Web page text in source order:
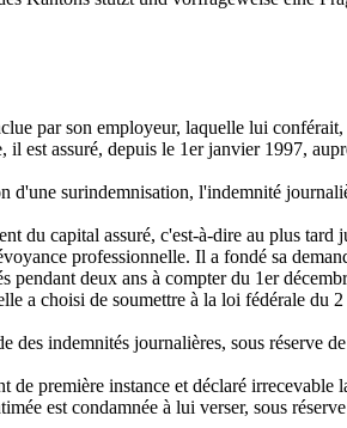
par son employeur, laquelle lui conférait,
est assuré, depuis le 1er janvier 1997,
d'une surindemnisation, l'indemnité
du capital assuré, c'est-à-dire au plus tard
professionnelle. Il a fondé sa
deux ans à compter du 1er
a choisi de soumettre à la loi fédérale du
indemnités journalières, sous réserve
première instance et déclaré irrecevable
est condamnée à lui verser, sous